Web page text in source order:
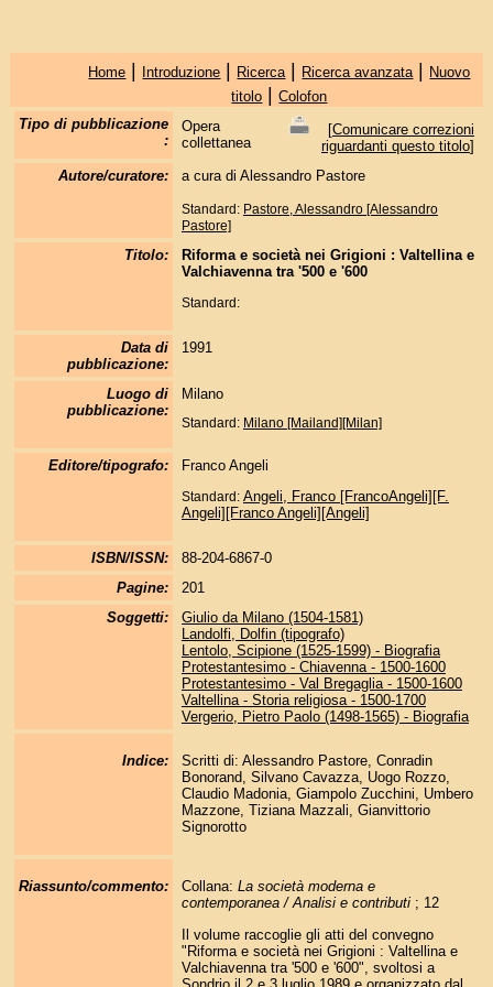
Home | Introduzione | Ricerca | Ricerca avanzata | Nuovo
titolo |Colofon
Tipo di pubblicazione
:
Opera
collettanea
[Comunicare correzioni
riguardanti questo titolo]
Autore/curatore:
a cura di Alessandro Pastore
Standard: Pastore, Alessandro [Alessandro
Pastore]
Titolo:
Riforma e società nei Grigioni : Valtellina e
Valchiavenna tra '500 e '600
Standard:
Data di
pubblicazione:
1991
Luogo di
pubblicazione:
Milano
Standard: Milano [Mailand][Milan]
Editore/tipografo: Franco Angeli
Standard: Angeli, Franco [FrancoAngeli][F.
Angeli][Franco Angeli][Angeli]
ISBN/ISSN:
88-204-6867-0
Pagine:
201
Soggetti:
Giulio da Milano (1504-1581)
Landolfi, Dolfin (tipografo)
Lentolo, Scipione (1525-1599) - Biografia
Protestantesimo - Chiavenna - 1500-1600
Protestantesimo - Val Bregaglia - 1500-1600
Valtellina - Storia religiosa - 1500-1700
Vergerio, Pietro Paolo (1498-1565) - Biografia
Indice:
Scritti di: Alessandro Pastore, Conradin
Bonorand, Silvano Cavazza, Uogo Rozzo,
Claudio Madonia, Giampolo Zucchini, Umbero
Mazzone, Tiziana Mazzali, Gianvittorio
Signorotto
Riassunto/commento: Collana: La società moderna e
contemporanea / Analisi e contributi; 12
Il volume raccoglie gli atti del convegno
"Riforma e società nei Grigioni : Valtellina e
Valchiavenna tra '500 e '600", svoltosi a